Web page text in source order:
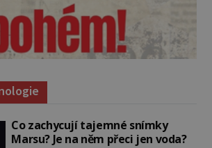
Co zachycují tajemné snímky
Marsu? Je na něm přeci jen voda?